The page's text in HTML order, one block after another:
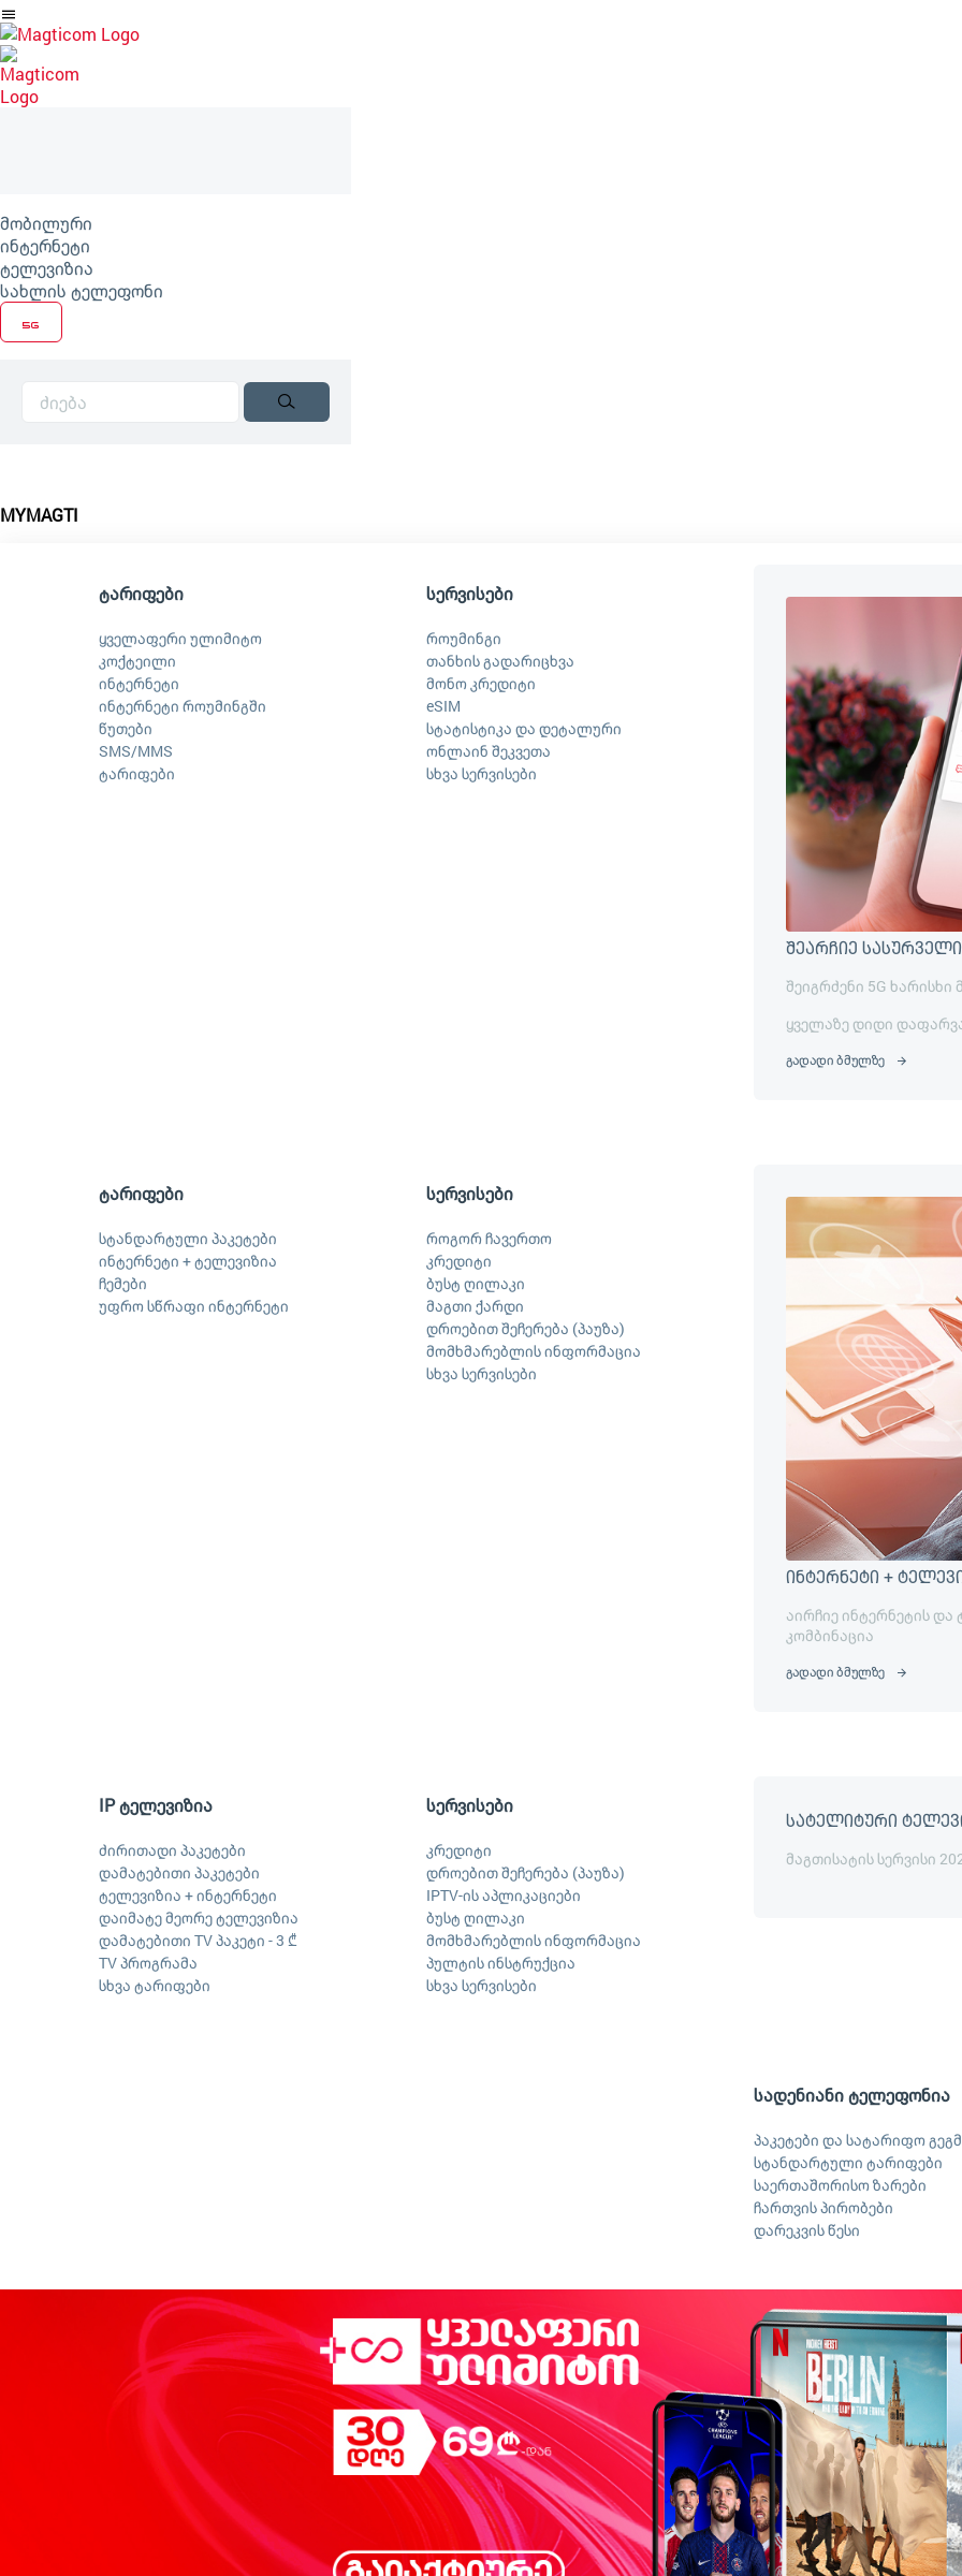
არტიკლზე
გადასვლა
მობილური
ინტერნეტი
ტელევიზია
სახლის ტელეფონი
MYMAGTI
ტარიფები
ყველაფერი ულიმიტო
კოქტეილი
ინტერნეტი
ინტერნეტი როუმინგში
წუთები
SMS/MMS
ტარიფები
სერვისები
როუმინგი
თანხის გადარიცხვა
მონო კრედიტი
eSIM
სტატისტიკა და დეტალური
ონლაინ შეკვეთა
სხვა სერვისები
შეარჩიე
შეიგრძენი 5G ხარისხი
ყველაზე დიდი
გადადი ბმულზე
ტარიფები
სტანდარტული პაკეტები
ინტერნეტი + ტელევიზია
ჩემები
უფრო სწრაფი ინტერნეტი
სერვისები
როგორ ჩავერთო
კრედიტი
ბუსტ ღილაკი
მაგთი ქარდი
დროებით შეჩერება (პაუზა)
მომხმარებლის ინფორმაცია
სხვა სერვისები
ინტერნეტი +
აირჩიე ინტერნეტის
კომბინაცია
გადადი ბმულზე
IP ტელევიზია
ძირითადი პაკეტები
დამატებითი პაკეტები
ტელევიზია + ინტერნეტი
დაიმატე მეორე ტელევიზია
დამატებითი TV პაკეტი - 3 ₾
TV პროგრამა
სხვა ტარიფები
სერვისები
კრედიტი
დროებით შეჩერება (პაუზა)
IPTV-ის აპლიკაციები
ბუსტ ღილაკი
მომხმარებლის ინფორმაცია
პულტის ინსტრუქცია
სხვა სერვისები
სატელიტური
მაგთისატის სერვისი
სადენიანი ტელეფონია
პაკეტები და სატარიფო
სტანდარტული ტარიფები
საერთაშორისო ზარები
ჩართვის პირობები
დარეკვის წესი